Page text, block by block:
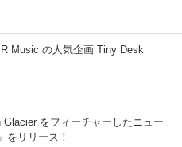
Music の人気企画 Tiny Desk
をフィーチャーしたニュー
をリリース！